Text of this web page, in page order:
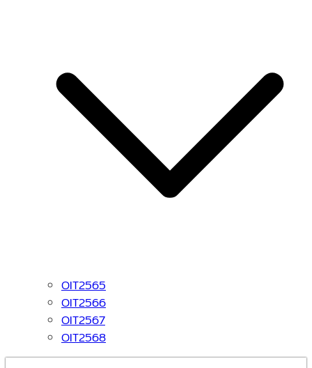
OIT2565
OIT2566
OIT2567
OIT2568